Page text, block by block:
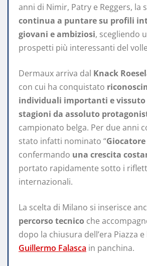
anni di Nimir, Patry e Reggers, la
continua a puntare su profili
giovani e ambiziosi, scegliendo
prospetti più interessanti del
Dermaux arriva dal Knack
con cui ha conquistato
individuali importanti e
stagioni da assoluto
campionato belga. Per due anni
stato infatti nominato “Giocatore
confermando una crescita
portato rapidamente sotto i
internazionali.
La scelta di Milano si inserisce
percorso tecnico che
dopo la chiusura dell’era Piazza e
Guillermo Falasca in panchina.